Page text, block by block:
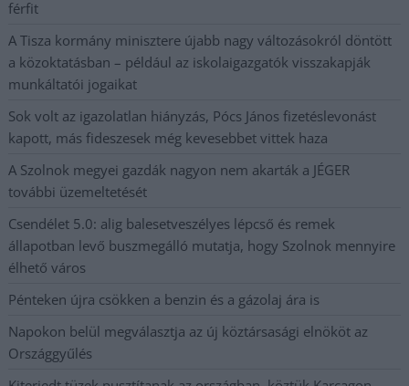
férfit
A Tisza kormány minisztere újabb nagy változásokról döntött
a közoktatásban – például az iskolaigazgatók visszakapják
munkáltatói jogaikat
Sok volt az igazolatlan hiányzás, Pócs János fizetéslevonást
kapott, más fideszesek még kevesebbet vittek haza
A Szolnok megyei gazdák nagyon nem akarták a JÉGER
további üzemeltetését
Csendélet 5.0: alig balesetveszélyes lépcső és remek
állapotban levő buszmegálló mutatja, hogy Szolnok mennyire
élhető város
Pénteken újra csökken a benzin és a gázolaj ára is
Napokon belül megválasztja az új köztársasági elnököt az
Országgyűlés